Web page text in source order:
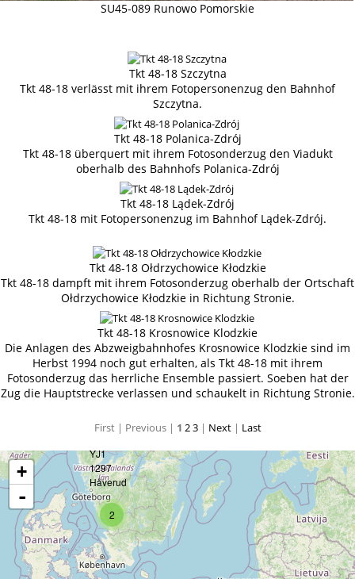
SU45-089 Runowo Pomorskie
Tkt 48-18 Szczytna
Tkt 48-18 verlässt mit ihrem Fotopersonenzug den Bahnhof
Szczytna.
Tkt 48-18 Polanica-Zdrój
Tkt 48-18 überquert mit ihrem Fotosonderzug den Viadukt
oberhalb des Bahnhofs Polanica-Zdrój
Tkt 48-18 Lądek-Zdrój
Tkt 48-18 mit Fotopersonenzug im Bahnhof Lądek-Zdrój.
Tkt 48-18 Ołdrzychowice Kłodzkie
Tkt 48-18 dampft mit ihrem Fotosonderzug oberhalb der Ortschaft
Ołdrzychowice Kłodzkie in Richtung Stronie.
Tkt 48-18 Krosnowice Klodzkie
Die Anlagen des Abzweigbahnhofes Krosnowice Klodzkie sind im
Herbst 1994 noch gut erhalten, als Tkt 48-18 mit ihrem
Fotosonderzug das herrliche Ensemble passiert. Soeben hat der
Zug die Hauptstrecke verlassen und schaukelt in Richtung Stronie.
First | Previous | 1 23 | Next | Last
2
+
-